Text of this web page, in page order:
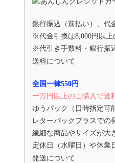
銀行振込（前払い）、代
※代金引換は8,000円以
※代引き手数料・銀行振
送料について
全国一律550円
一万円以上のご購入で送
ゆうパック（日時指定可
レターパックプラスでの
繊細な商品やサイズが大
定休日（水曜日）や休業
発送について